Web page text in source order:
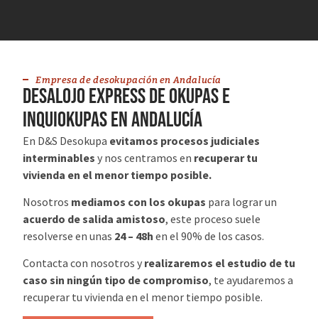
Empresa de desokupación en Andalucía
desalojo express de okupas e
inquiokupas en Andalucía
En D&S Desokupa evitamos procesos judiciales
interminables y nos centramos en recuperar tu
vivienda en el menor tiempo posible.
Nosotros mediamos con los okupas para lograr un
acuerdo de salida amistoso, este proceso suele
resolverse en unas 24 – 48h en el 90% de los casos.
Contacta con nosotros y realizaremos el estudio de tu
caso sin ningún tipo de compromiso, te ayudaremos a
recuperar tu vivienda en el menor tiempo posible.